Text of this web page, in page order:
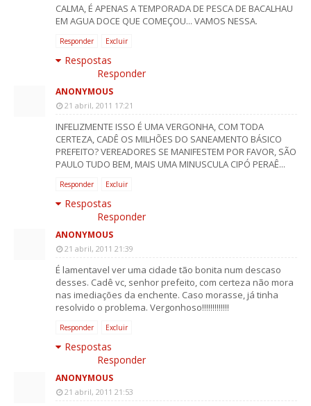
CALMA, É APENAS A TEMPORADA DE PESCA DE BACALHAU
EM AGUA DOCE QUE COMEÇOU... VAMOS NESSA.
Responder Excluir
Respostas
Responder
ANONYMOUS
21 abril, 2011 17:21
INFELIZMENTE ISSO É UMA VERGONHA, COM TODA
CERTEZA, CADÊ OS MILHÕES DO SANEAMENTO BÁSICO
PREFEITO? VEREADORES SE MANIFESTEM POR FAVOR, SÃO
PAULO TUDO BEM, MAIS UMA MINUSCULA CIPÓ PERAÊ...
Responder Excluir
Respostas
Responder
ANONYMOUS
21 abril, 2011 21:39
É lamentavel ver uma cidade tão bonita num descaso
desses. Cadê vc, senhor prefeito, com certeza não mora
nas imediações da enchente. Caso morasse, já tinha
resolvido o problema. Vergonhoso!!!!!!!!!!!!!
Responder Excluir
Respostas
Responder
ANONYMOUS
21 abril, 2011 21:53